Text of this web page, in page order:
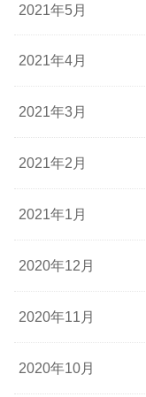
2021年5月
2021年4月
2021年3月
2021年2月
2021年1月
2020年12月
2020年11月
2020年10月